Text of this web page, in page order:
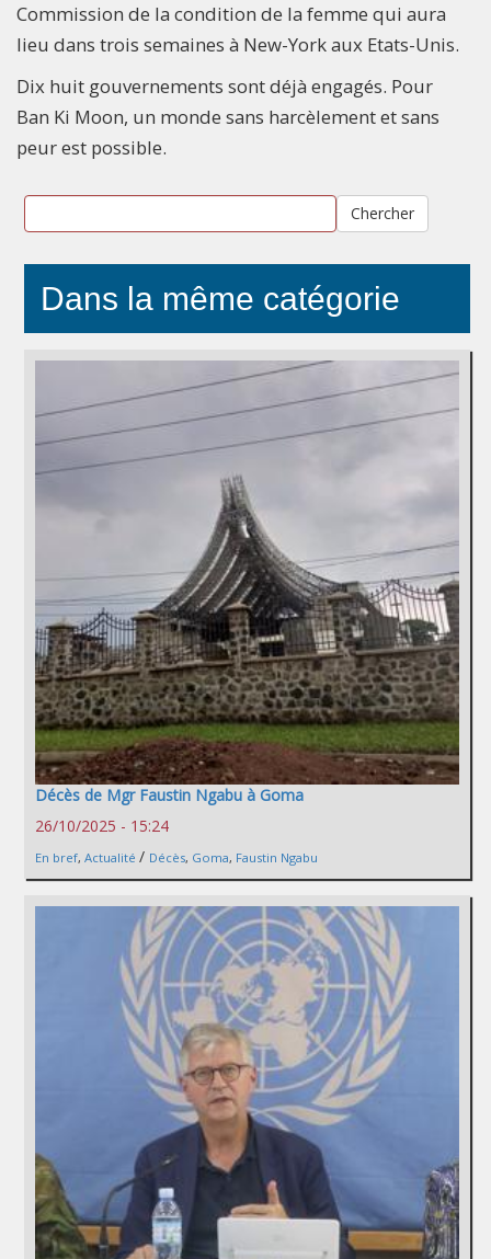
Commission de la condition de la femme qui aura
lieu dans trois semaines à New-York aux Etats-Unis.
Dix huit gouvernements sont déjà engagés. Pour
Ban Ki Moon, un monde sans harcèlement et sans
peur est possible.
Chercher
Dans la même catégorie
Décès de Mgr Faustin Ngabu à Goma
26/10/2025 - 15:24
En bref, Actualité / Décès, Goma, Faustin Ngabu